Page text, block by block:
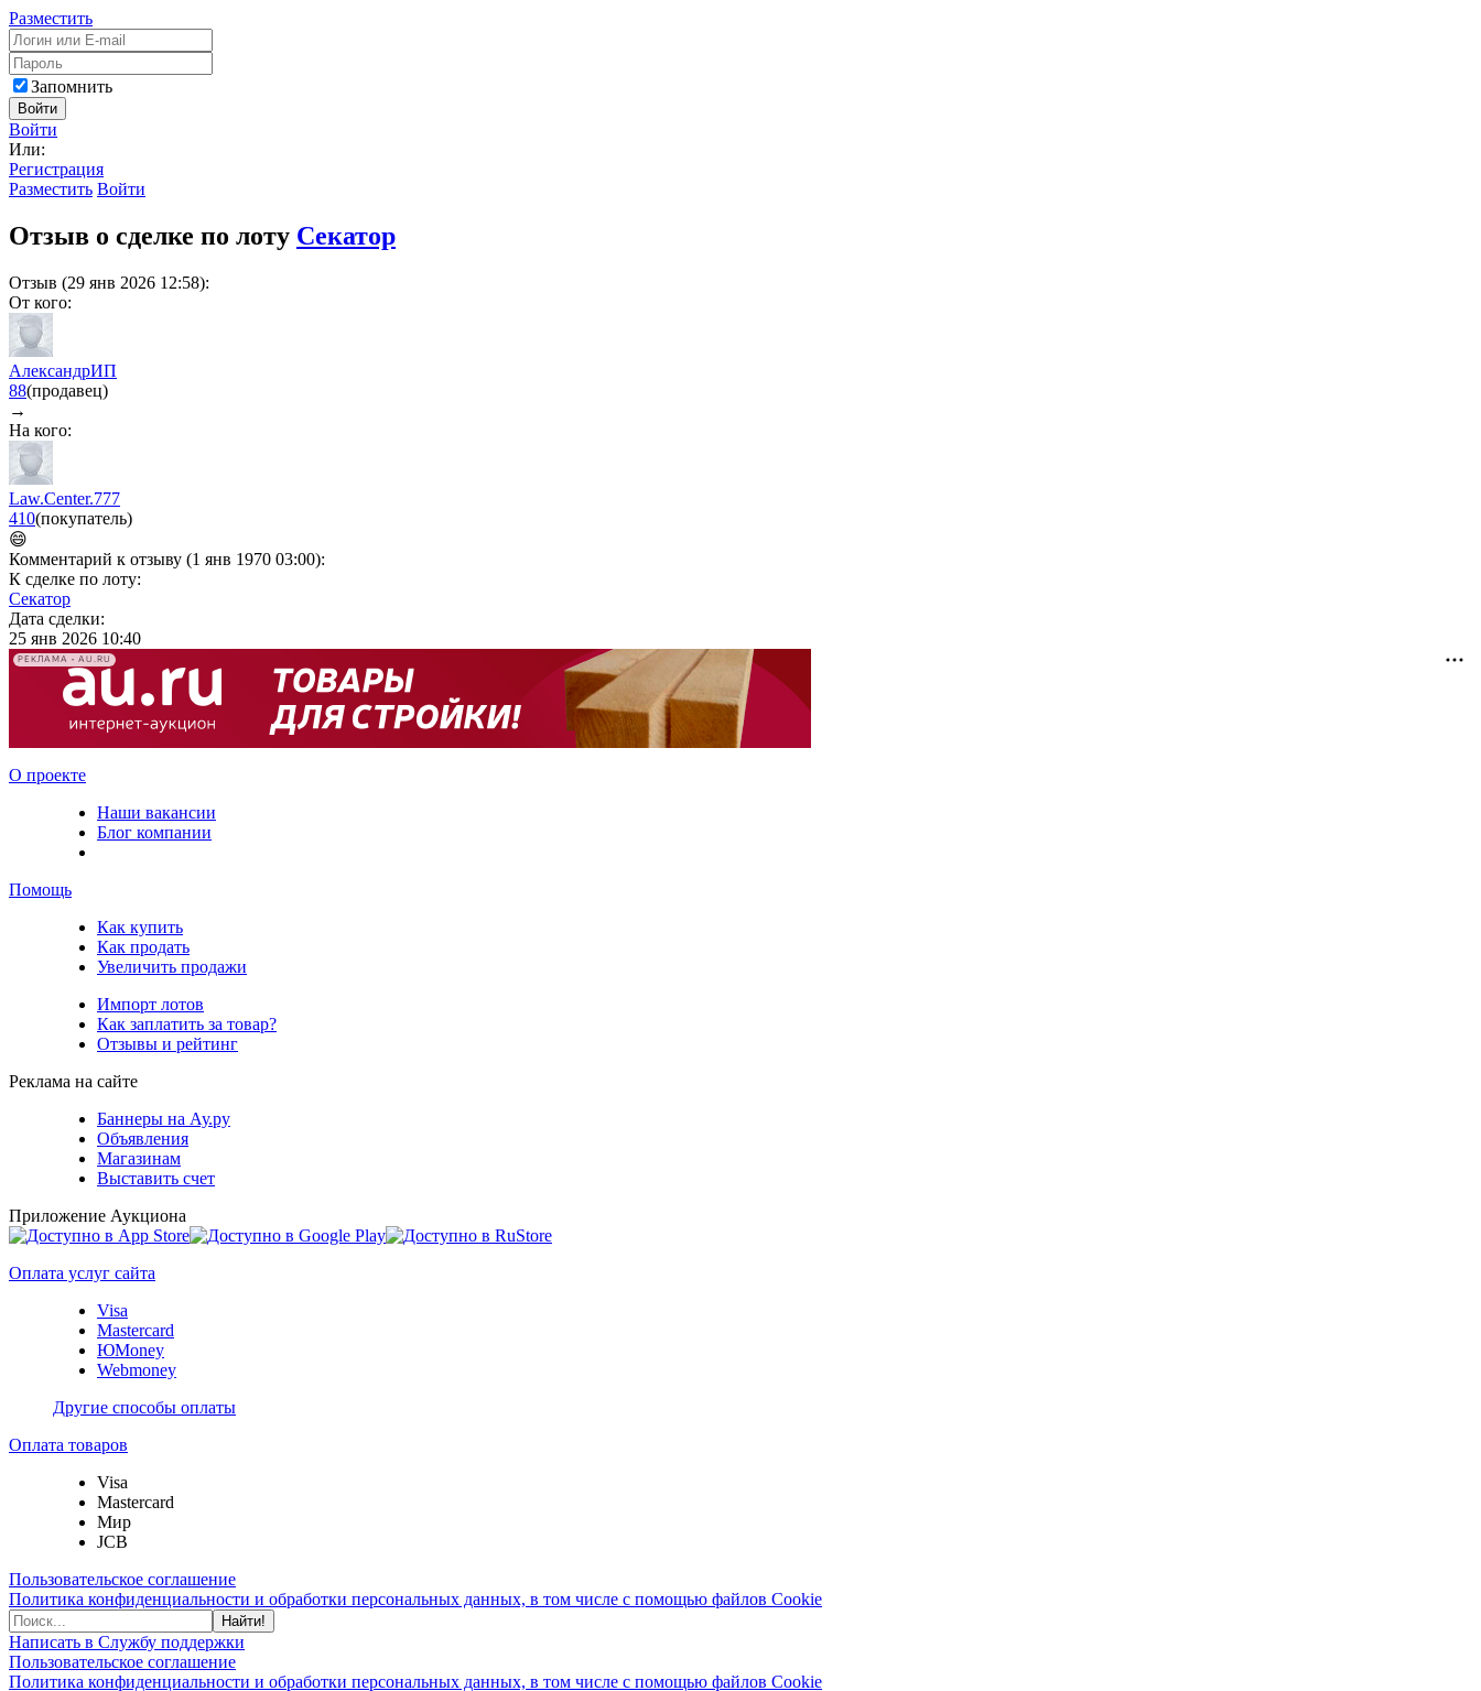
Разместить
Запомнить
Войти
Войти
Или:
Регистрация
Разместить Войти
Отзыв о сделке по лоту Секатор
Отзыв (29 янв 2026 12:58):
От кого:
АлександрИП
88(продавец)
→
На кого:
Law.Center.777
410(покупатель)
😄
Комментарий к отзыву (1 янв 1970 03:00):
К сделке по лоту:
Секатор
Дата сделки:
25 янв 2026 10:40
РЕКЛАМА • AU.RU
О проекте
Наши вакансии
Блог компании
Помощь
Как купить
Как продать
Увеличить продажи
Импорт лотов
Как заплатить за товар?
Отзывы и рейтинг
Реклама на сайте
Баннеры на Ау.ру
Объявления
Магазинам
Выставить счет
Приложение Аукциона
Оплата услуг сайта
Visa
Mastercard
ЮMoney
Webmoney
Другие способы оплаты
Оплата товаров
Visa
Mastercard
Мир
JCB
Пользовательское соглашение
Политика конфиденциальности и обработки персональных данных, в том числе с помощью файлов Cookie
Найти!
Написать в Службу поддержки
Пользовательское соглашение
Политика конфиденциальности и обработки персональных данных, в том числе с помощью файлов Cookie